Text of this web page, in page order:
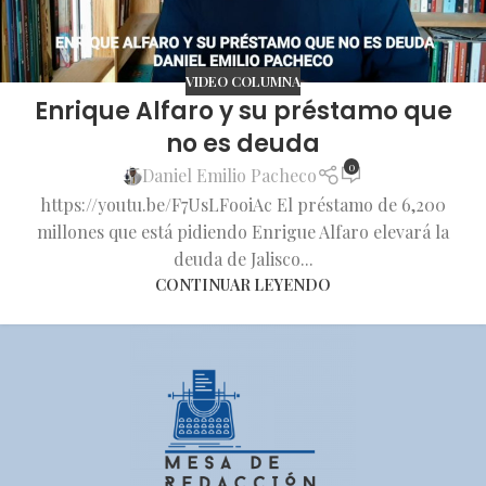
VIDEO COLUMNA
Enrique Alfaro y su préstamo que
no es deuda
Daniel Emilio Pacheco 0
https://youtu.be/F7UsLFooiAc El préstamo de 6,200
millones que está pidiendo Enrigue Alfaro elevará la
deuda de Jalisco...
CONTINUAR LEYENDO